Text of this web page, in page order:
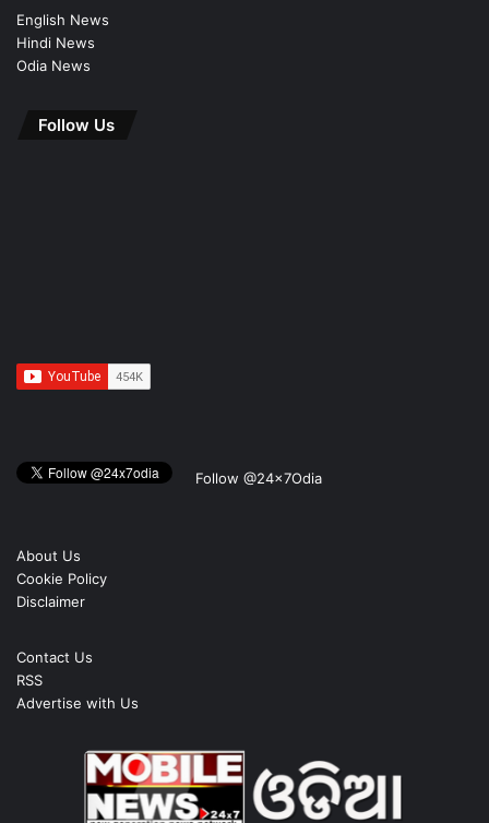
English News
Hindi News
Odia News
Follow Us
Follow @24x7Odia
About Us
Cookie Policy
Disclaimer
Contact Us
RSS
Advertise with Us